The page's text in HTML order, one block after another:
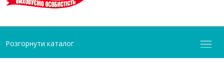
Розгорнути каталог